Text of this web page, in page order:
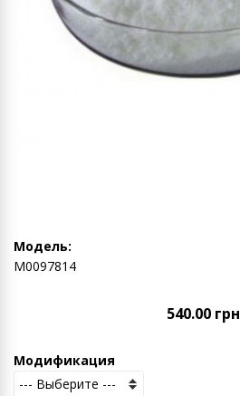
Модель:
М0097814
540.00 грн
Модификация